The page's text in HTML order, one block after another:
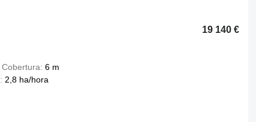
19 140 €
Cobertura 6 m
2,8 ha/hora